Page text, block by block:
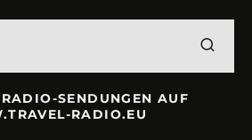
SENDUNGEN AUF
RADIO.EU